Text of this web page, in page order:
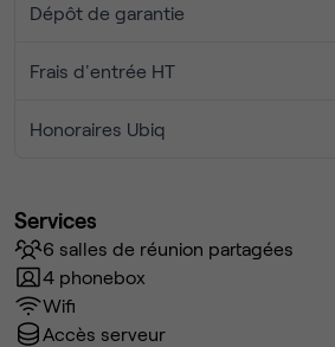
Dépôt de garantie
Frais d'entrée HT
Honoraires Ubiq
Services
6 salles de réunion partagées
4 phonebox
Wifi
Accès serveur